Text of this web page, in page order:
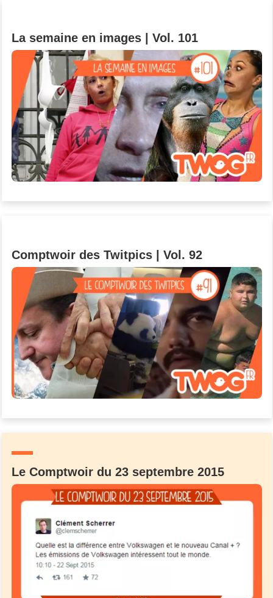
La semaine en images | Vol. 101
Comptwoir des Twitpics | Vol. 92
Le Comptwoir du 23 septembre 2015
Un Thread
C'EST PARTI